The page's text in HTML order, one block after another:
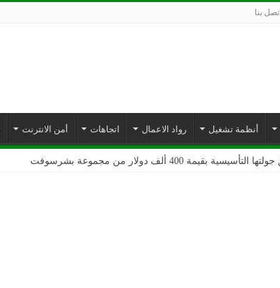
اتصل بنا
أنظمة تشغيل رواد الاعمال اتجاهات أمن الانترنت